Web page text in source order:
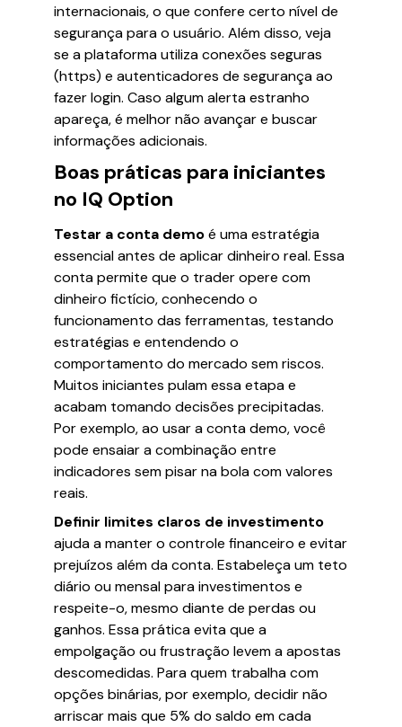
internacionais, o que confere certo nível de
segurança para o usuário. Além disso, veja
se a plataforma utiliza conexões seguras
(https) e autenticadores de segurança ao
fazer login. Caso algum alerta estranho
apareça, é melhor não avançar e buscar
informações adicionais.
Boas práticas para iniciantes
no IQ Option
Testar a conta demoé uma estratégia
essencial antes de aplicar dinheiro real. Essa
conta permite que o trader opere com
dinheiro fictício, conhecendo o
funcionamento das ferramentas, testando
estratégias e entendendo o
comportamento do mercado sem riscos.
Muitos iniciantes pulam essa etapa e
acabam tomando decisões precipitadas.
Por exemplo, ao usar a conta demo, você
pode ensaiar a combinação entre
indicadores sem pisar na bola com valores
reais.
Definir limites claros de investimento
ajuda a manter o controle financeiro e evitar
prejuízos além da conta. Estabeleça um teto
diário ou mensal para investimentos e
respeite-o, mesmo diante de perdas ou
ganhos. Essa prática evita que a
empolgação ou frustração levem a apostas
descomedidas. Para quem trabalha com
opções binárias, por exemplo, decidir não
arriscar mais que 5% do saldo em cada